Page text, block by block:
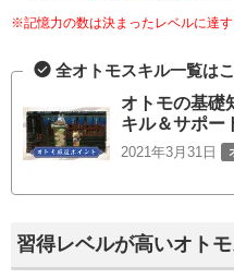
※記憶力の数は決まったレベルに達す
全オトモスキル一覧は
オトモの基礎
キル＆サポー
2021年3月31日
習得レベルが高いオト